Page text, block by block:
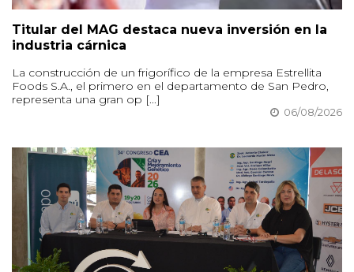
Titular del MAG destaca nueva inversión en la
industria cárnica
La construcción de un frigorífico de la empresa Estrellita
Foods S.A., el primero en el departamento de San Pedro,
representa una gran op [...]
06/08/2026